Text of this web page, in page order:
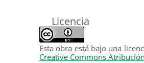
Licencia
Esta obra está bajo una
Creative Commons